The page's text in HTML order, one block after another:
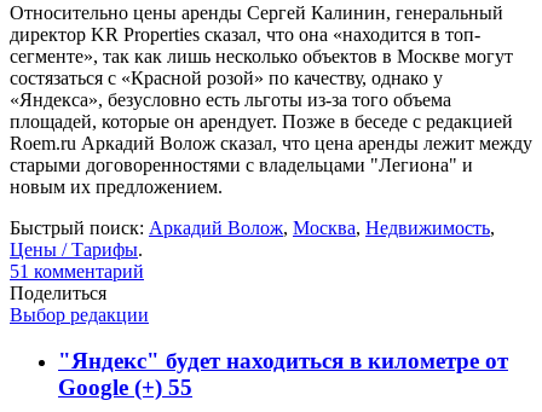
Относительно цены аренды Сергей Калинин, генеральный
директор KR Properties сказал, что она «находится в топ-
сегменте», так как лишь несколько объектов в Москве могут
состязаться с «Красной розой» по качеству, однако у
«Яндекса», безусловно есть льготы из-за того объема
площадей, которые он арендует. Позже в беседе с редакцией
Roem.ru Аркадий Волож сказал, что цена аренды лежит между
старыми договоренностями с владельцами "Легиона" и
новым их предложением.
Быстрый поиск: Аркадий Волож, Москва, Недвижимость,
Цены / Тарифы.
51 комментарий
Поделиться
Выбор редакции
"Яндекс" будет находиться в километре от
Google (+) 55